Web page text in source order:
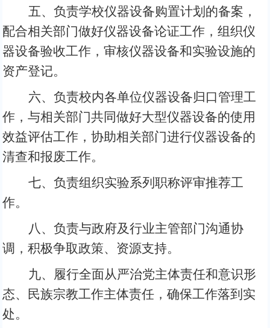
五、负责学校仪器设备购置计划的备案，
配合相关部门做好仪器设备论证工作，组织仪
器设备验收工作，审核仪器设备和实验设施的
资产登记。
六、负责校内各单位仪器设备归口管理工
作，与相关部门共同做好大型仪器设备的使用
效益评估工作，协助相关部门进行仪器设备的
清查和报废工作。
七、负责组织实验系列职称评审推荐工
作。
八、负责与政府及行业主管部门沟通协
调，积极争取政策、资源支持。
九、履行全面从严治党主体责任和意识形
态、民族宗教工作主体责任，确保工作落到实
处。